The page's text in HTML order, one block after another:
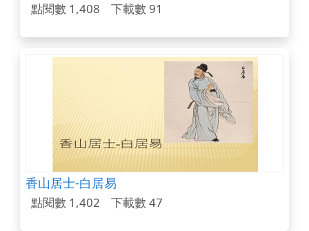
點閱數 1,408 下載數 91
香山居士-白居易
點閱數 1,402 下載數 47